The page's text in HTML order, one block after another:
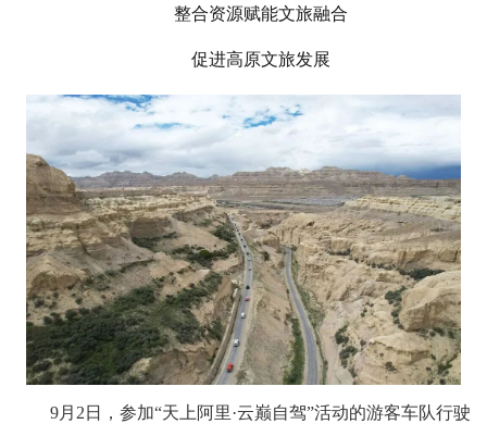
整合资源赋能文旅融合
促进高原文旅发展
9月2日，参加“天上阿里·云巅自驾”活动的游客车队行驶